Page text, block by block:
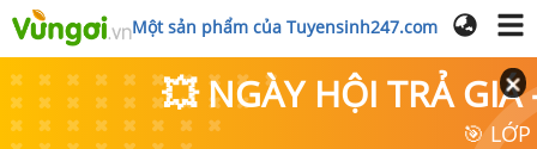
Một sản phẩm của Tuyensinh247.com
💥 NGÀY HỘI TRẢ GIÁ
🎯